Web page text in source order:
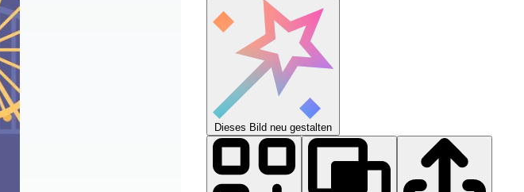
Dieses Bild neu gestalten